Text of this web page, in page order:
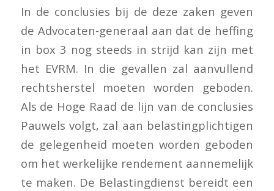
In de conclusies bij de deze zaken geven
de Advocaten-generaal aan dat de heffing
in box 3 nog steeds in strijd kan zijn met
het EVRM. In die gevallen zal aanvullend
rechtsherstel moeten worden geboden.
Als de Hoge Raad de lijn van de conclusies
Pauwels volgt, zal aan belastingplichtigen
de gelegenheid moeten worden geboden
om het werkelijke rendement aannemelijk
te maken. De Belastingdienst bereidt een